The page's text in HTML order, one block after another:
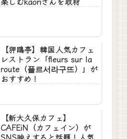
【狎鴎亭】韓国人気カフェ
レストラン「fleurs sur la
route（플르서라구뜨）」が
おすすめ！
【新大久保カフェ】
CAFEiN（カフェイン）が